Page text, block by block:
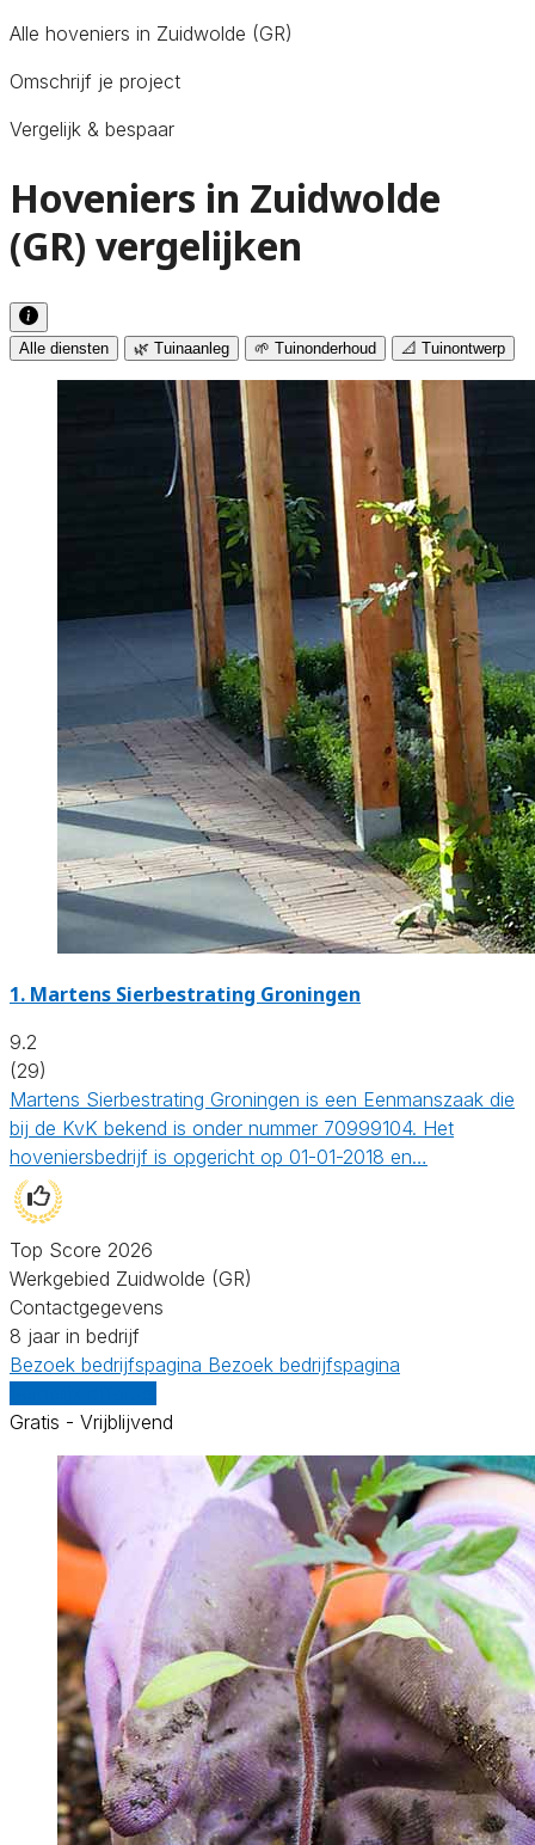
Alle hoveniers in Zuidwolde (GR)
Omschrijf je project
Vergelijk & bespaar
Hoveniers in Zuidwolde
(GR) vergelijken
Alle diensten 🌿 Tuinaanleg 🌱 Tuinonderhoud 📐 Tuinontwerp
1. Martens Sierbestrating Groningen
9.2
(29)
Martens Sierbestrating Groningen is een Eenmanszaak die
bij de KvK bekend is onder nummer 70999104. Het
hoveniersbedrijf is opgericht op 01-01-2018 en…
Top Score 2026
Werkgebied Zuidwolde (GR)
Contactgegevens
8 jaar in bedrijf
Bezoek bedrijfspagina Bezoek bedrijfspagina
Gratis - Vrijblijvend